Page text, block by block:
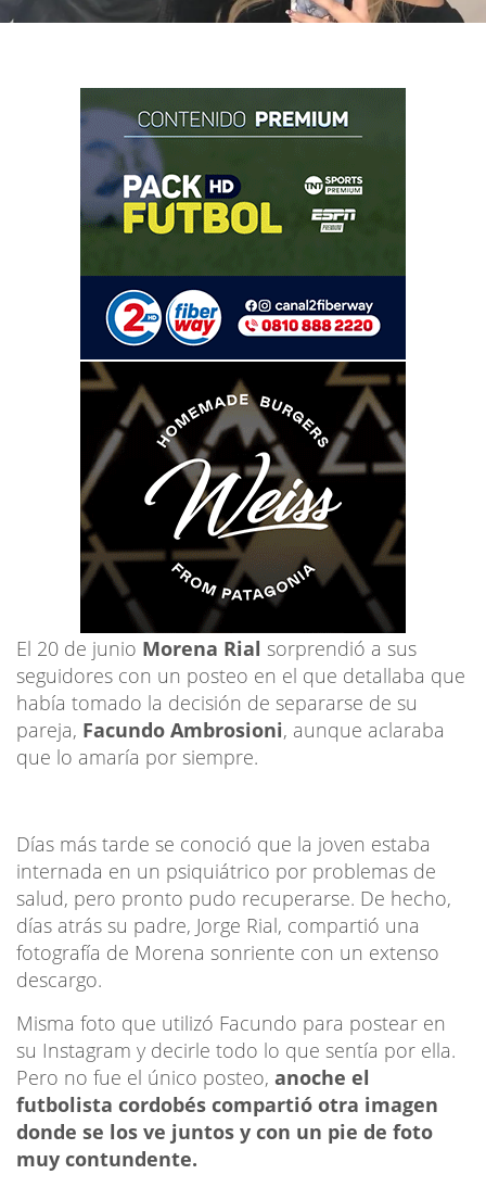
El 20 de junio Morena Rial sorprendió a sus
seguidores con un posteo en el que detallaba que
había tomado la decisión de separarse de su
pareja, Facundo Ambrosioni, aunque aclaraba
que lo amaría por siempre.
Días más tarde se conoció que la joven estaba
internada en un psiquiátrico por problemas de
salud, pero pronto pudo recuperarse. De hecho,
días atrás su padre, Jorge Rial, compartió una
fotografía de Morena sonriente con un extenso
descargo.
Misma foto que utilizó Facundo para postear en
su Instagram y decirle todo lo que sentía por ella.
Pero no fue el único posteo, anoche el
futbolista cordobés compartió otra imagen
donde se los ve juntos y con un pie de foto
muy contundente.